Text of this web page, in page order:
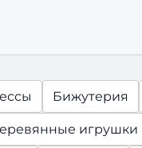
Бижутерия
игрушки